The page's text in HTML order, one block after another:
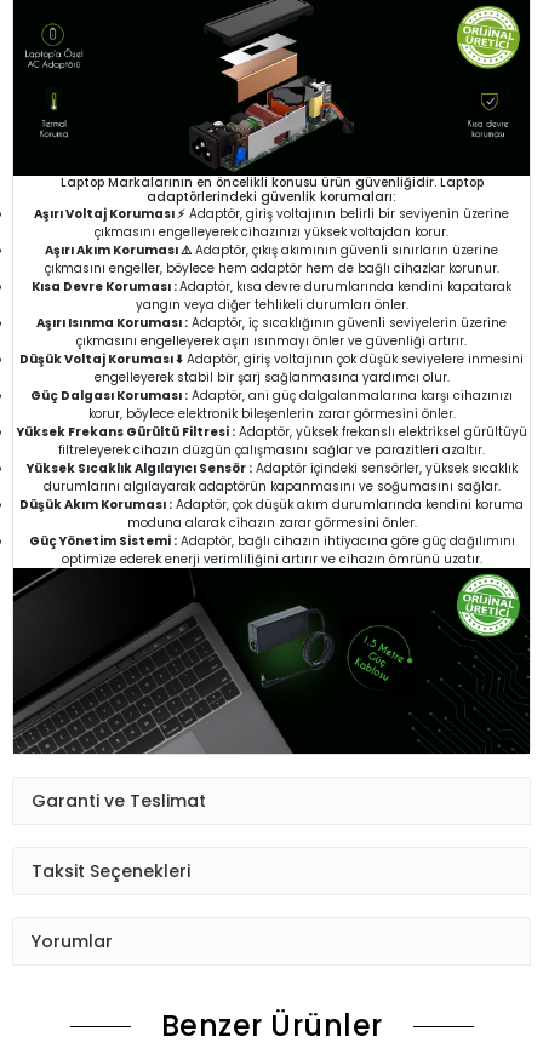
Laptop Markalarının en öncelikli konusu ürün güvenliğidir. Laptop
adaptörlerindeki güvenlik korumaları:
Aşırı Voltaj Koruması ⚡ Adaptör, giriş voltajının belirli bir seviyenin üzerine
çıkmasını engelleyerek cihazınızı yüksek voltajdan korur.
Aşırı Akım Koruması ⚠️Adaptör, çıkış akımının güvenli sınırların üzerine
çıkmasını engeller, böylece hem adaptör hem de bağlı cihazlar korunur.
Kısa Devre Koruması :Adaptör, kısa devre durumlarında kendini kapatarak
yangın veya diğer tehlikeli durumları önler.
Aşırı Isınma Koruması : Adaptör, iç sıcaklığının güvenli seviyelerin üzerine
çıkmasını engelleyerek aşırı ısınmayı önler ve güvenliği artırır.
Düşük Voltaj Koruması ⬇️ Adaptör, giriş voltajının çok düşük seviyelere inmesini
engelleyerek stabil bir şarj sağlanmasına yardımcı olur.
Güç Dalgası Koruması : Adaptör, ani güç dalgalanmalarına karşı cihazınızı
korur, böylece elektronik bileşenlerin zarar görmesini önler.
Yüksek Frekans Gürültü Filtresi :Adaptör, yüksek frekanslı elektriksel gürültüyü
filtreleyerek cihazın düzgün çalışmasını sağlar ve parazitleri azaltır.
Yüksek Sıcaklık Algılayıcı Sensör :Adaptör içindeki sensörler, yüksek sıcaklık
durumlarını algılayarak adaptörün kapanmasını ve soğumasını sağlar.
Düşük Akım Koruması : Adaptör, çok düşük akım durumlarında kendini koruma
moduna alarak cihazın zarar görmesini önler.
Güç Yönetim Sistemi :Adaptör, bağlı cihazın ihtiyacına göre güç dağılımını
optimize ederek enerji verimliliğini artırır ve cihazın ömrünü uzatır.
Garanti ve Teslimat
Taksit Seçenekleri
Yorumlar
Benzer Ürünler